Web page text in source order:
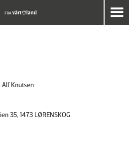
Knutsen
35, 1473 LØRENSKOG